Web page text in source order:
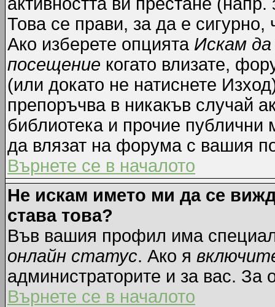
Това се прави, за да е
Ако изберете опцията Искам
посещение когато влизате,
(или докато не натиснете
препоръчва в никакъв случай
библиотека и прочие публични
да влязат на форума с вашия
Върнете се в началото
Не искам името ми да се
става това?
Във вашия профил има
онлайн статус. Ако я
администраторите и за вас. За
Върнете се в началото